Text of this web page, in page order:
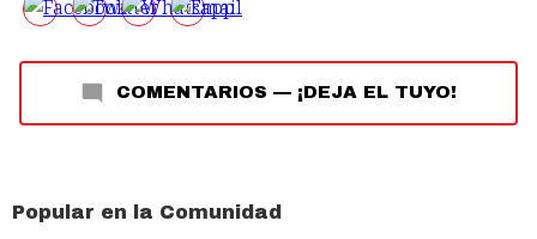
COMENTARIOS — ¡DEJA EL TUYO!
Popular en la Comunidad